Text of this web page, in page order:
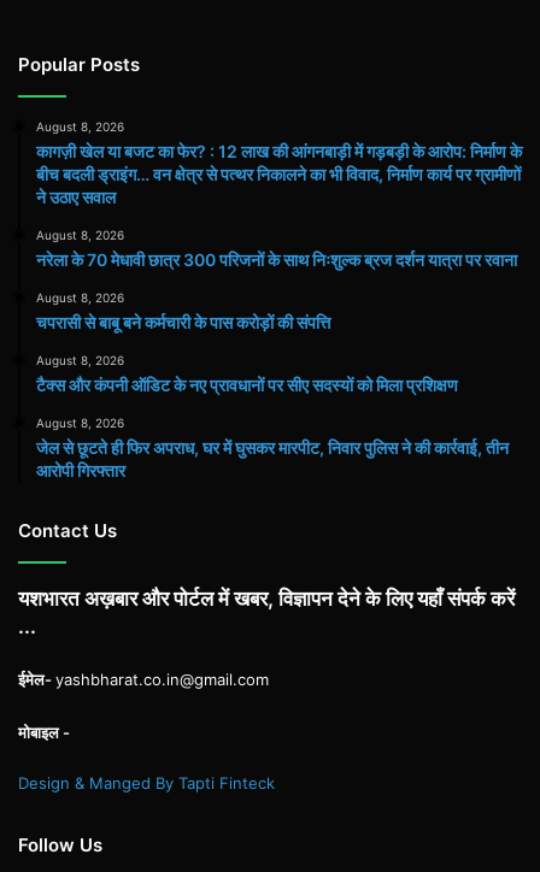
Popular Posts
August 8, 2026
कागज़ी खेल या बजट का फेर? : 12 लाख की आंगनबाड़ी में गड़बड़ी के आरोप: निर्माण के
बीच बदली ड्राइंग… वन क्षेत्र से पत्थर निकालने का भी विवाद, निर्माण कार्य पर ग्रामीणों
ने उठाए सवाल
August 8, 2026
नरेला के 70 मेधावी छात्र 300 परिजनों के साथ निःशुल्क ब्रज दर्शन यात्रा पर रवाना
August 8, 2026
चपरासी से बाबू बने कर्मचारी के पास करोड़ों की संपत्ति
August 8, 2026
टैक्स और कंपनी ऑडिट के नए प्रावधानों पर सीए सदस्यों को मिला प्रशिक्षण
August 8, 2026
जेल से छूटते ही फिर अपराध, घर में घुसकर मारपीट, निवार पुलिस ने की कार्रवाई, तीन
आरोपी गिरफ्तार
Contact Us
यशभारत अख़बार और पोर्टल में खबर, विज्ञापन देने के लिए यहाँ संपर्क करें
...
ईमेल-yashbharat.co.in@gmail.com
मोबाइल -
Design & Manged By Tapti Finteck
Follow Us